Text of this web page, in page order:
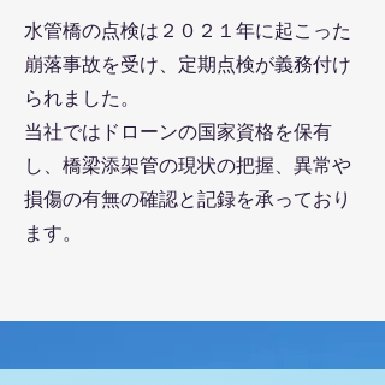
水管橋の点検は２０２１年に起こった
崩落事故を受け、定期点検が義務付け
られました。
当社ではドローンの国家資格を保有
し、橋梁添架管の現状の把握、異常や
損傷の有無の確認と記録を承っており
ます。